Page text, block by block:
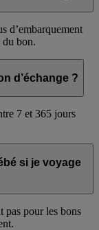
d’embarquement
du bon.
d’échange ?
7 et 365 jours
si je voyage
pas pour les bons